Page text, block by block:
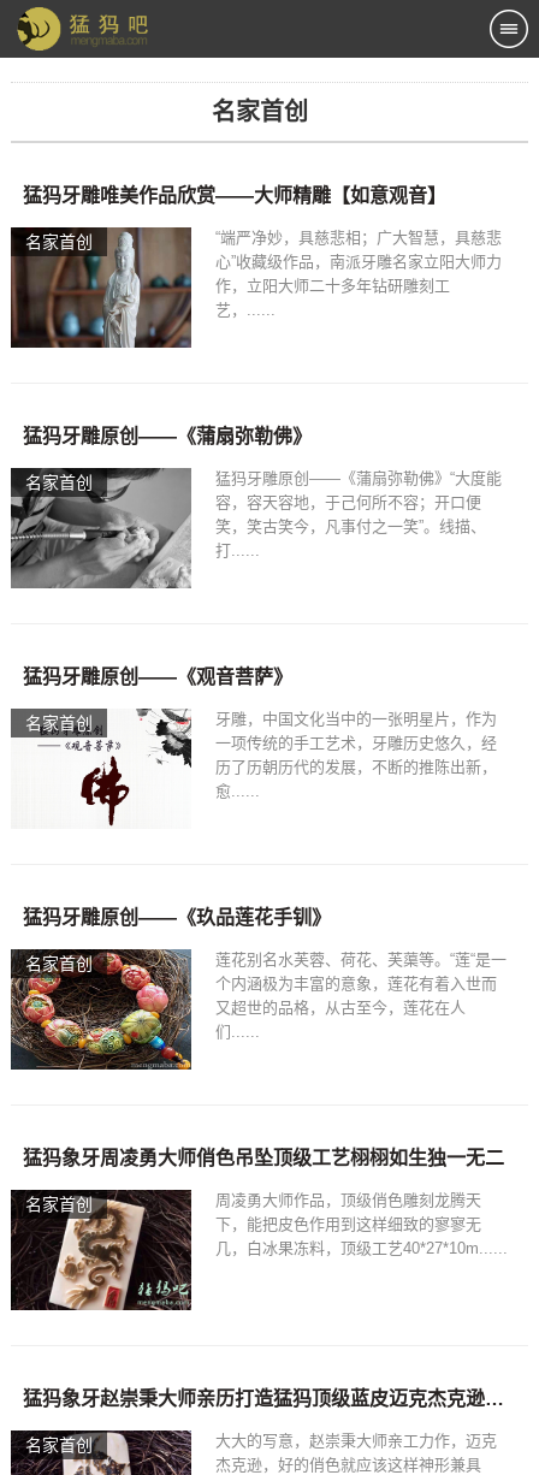
名家首创
名家首创
猛犸牙雕唯美作品欣赏——大师精雕【如意观音】
“端严净妙，具慈悲相；广大智慧，具慈悲
心”收藏级作品，南派牙雕名家立阳大师力
作，立阳大师二十多年钻研雕刻工
艺，......
名家首创
猛犸牙雕原创——《蒲扇弥勒佛》
猛犸牙雕原创——《蒲扇弥勒佛》“大度能
容，容天容地，于己何所不容；开口便
笑，笑古笑今，凡事付之一笑”。线描、
打......
名家首创
猛犸牙雕原创——《观音菩萨》
牙雕，中国文化当中的一张明星片，作为
一项传统的手工艺术，牙雕历史悠久，经
历了历朝历代的发展，不断的推陈出新，
愈......
名家首创
猛犸牙雕原创——《玖品莲花手钏》
莲花别名水芙蓉、荷花、芙蕖等。“莲“是一
个内涵极为丰富的意象，莲花有着入世而
又超世的品格，从古至今，莲花在人
们......
名家首创
猛犸象牙周凌勇大师俏色吊坠顶级工艺栩栩如生独一无二
周凌勇大师作品，顶级俏色雕刻龙腾天
下，能把皮色作用到这样细致的寥寥无
几，白冰果冻料，顶级工艺40*27*10m......
名家首创
猛犸象牙赵崇秉大师亲历打造猛犸顶级蓝皮迈克杰克逊俏色牌吊坠
大大的写意，赵崇秉大师亲工力作，迈克
杰克逊，好的俏色就应该这样神形兼具